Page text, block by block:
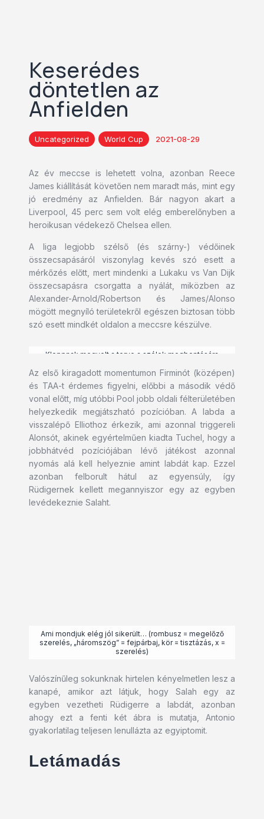
Keserédes
döntetlen az
Anfielden
Uncategorized World Cup 2021-08-29
Az év meccse is lehetett volna, azonban Reece
James kiállítását követően nem maradt más, mint egy
jó eredmény az Anfielden. Bár nagyon akart a
Liverpool, 45 perc sem volt elég emberelőnyben a
heroikusan védekező Chelsea ellen.
A liga legjobb szélső (és szárny-) védőinek
összecsapásáról viszonylag kevés szó esett a
mérkőzés előtt, mert mindenki a Lukaku vs Van Dijk
összecsapásra csorgatta a nyálát, miközben az
Alexander-Arnold/Robertson és James/Alonso
mögött megnyíló területekről egészen biztosan több
szó esett mindkét oldalon a meccsre készülve.
Kloppnak megvolt a terve a szélek megbontására
Az első kiragadott momentumon Firminót (középen)
és TAA-t érdemes figyelni, előbbi a második védő
vonal előtt, míg utóbbi Pool jobb oldali félterületében
helyezkedik megjátszható pozícióban. A labda a
visszalépő Elliothoz érkezik, ami azonnal triggereli
Alonsót, akinek egyértelműen kiadta Tuchel, hogy a
jobbhátvéd pozíciójában lévő játékost azonnal
nyomás alá kell helyeznie amint labdát kap. Ezzel
azonban felborult hátul az egyensúly, így
Rüdigernek kellett megannyiszor egy az egyben
levédekeznie Salaht.
Ami mondjuk elég jól sikerült… (rombusz = megelőző
szerelés, „háromszög” = fejpárbaj, kör = tisztázás, x =
szerelés)
Valószínűleg sokunknak hirtelen kényelmetlen lesz a
kanapé, amikor azt látjuk, hogy Salah egy az
egyben vezetheti Rüdigerre a labdát, azonban
ahogy ezt a fenti két ábra is mutatja, Antonio
gyakorlatilag teljesen lenullázta az egyiptomit.
Letámadás